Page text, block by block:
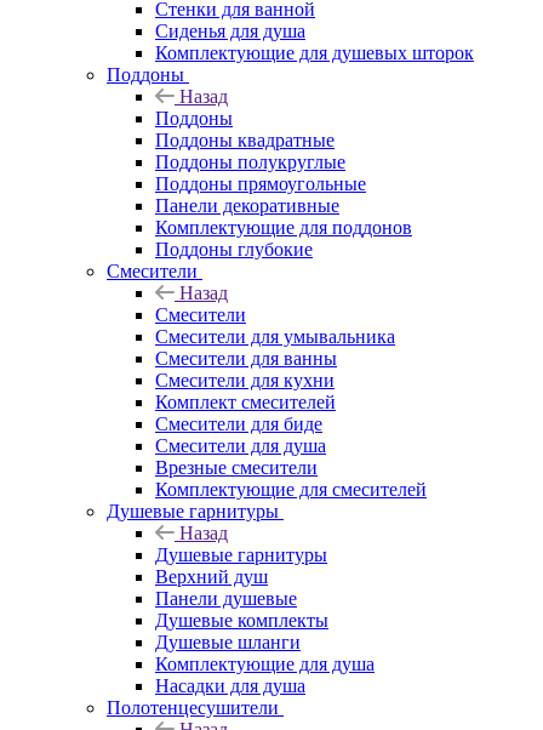
Стенки для ванной
Сиденья для душа
Комплектующие для душевых шторок
Поддоны
Назад
Поддоны
Поддоны квадратные
Поддоны полукруглые
Поддоны прямоугольные
Панели декоративные
Комплектующие для поддонов
Поддоны глубокие
Смесители
Назад
Смесители
Смесители для умывальника
Смесители для ванны
Смесители для кухни
Комплект смесителей
Смесители для биде
Смесители для душа
Врезные смесители
Комплектующие для смесителей
Душевые гарнитуры
Назад
Душевые гарнитуры
Верхний душ
Панели душевые
Душевые комплекты
Душевые шланги
Комплектующие для душа
Насадки для душа
Полотенцесушители